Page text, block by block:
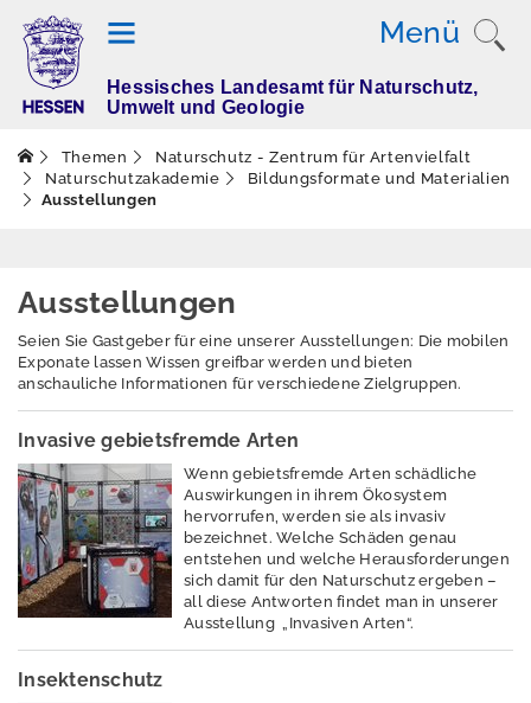
Menü
T
e
m
e
Altlasten
Boden
Elektromagnetisch
e Felder / Licht
Erschütterungen
Geografische
Informationssystem
Geologie
Hessisches Landesamt für Naturschutz,
Umwelt und Geologie
Themen
Naturschutz - Zentrum für Artenvielfalt
Naturschutzakademie
Bildungsformate und Materialien
Ausstellungen
Ausstellungen
Seien Sie Gastgeber für eine unserer Ausstellungen: Die mobilen
Exponate lassen Wissen greifbar werden und bieten
anschauliche Informationen für verschiedene Zielgruppen.
Invasive gebietsfremde Arten
Wenn gebietsfremde Arten schädliche
Auswirkungen in ihrem Ökosystem
hervorrufen, werden sie als invasiv
bezeichnet. Welche Schäden genau
entstehen und welche Herausforderungen
sich damit für den Naturschutz ergeben –
all diese Antworten findet man in unserer
Ausstellung „Invasiven Arten“.
Insektenschutz